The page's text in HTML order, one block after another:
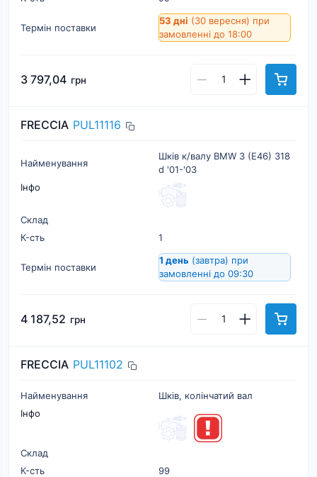
Термін поставки
53 дні (30 вересня) при
замовленні до 18:00
3 797,04 грн
FRECCIA PUL11116
Найменування
Шків к/валу BMW 3 (E46) 318
d '01-'03
Інфо
Склад
К-cть
1
Термін поставки
1 день (завтра) при
замовленні до 09:30
4 187,52 грн
FRECCIA PUL11102
Найменування
Шків, колінчатий вал
Інфо
Склад
К-cть
99